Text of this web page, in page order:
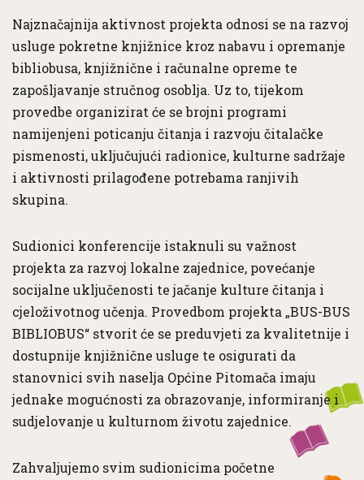
Najznačajnija aktivnost projekta odnosi se na razvoj
usluge pokretne knjižnice kroz nabavu i opremanje
bibliobusa, knjižnične i računalne opreme te
zapošljavanje stručnog osoblja. Uz to, tijekom
provedbe organizirat će se brojni programi
namijenjeni poticanju čitanja i razvoju čitalačke
pismenosti, uključujući radionice, kulturne sadržaje
i aktivnosti prilagođene potrebama ranjivih
skupina.
Sudionici konferencije istaknuli su važnost
projekta za razvoj lokalne zajednice, povećanje
socijalne uključenosti te jačanje kulture čitanja i
cjeloživotnog učenja. Provedbom projekta „BUS-BUS
BIBLIOBUS“ stvorit će se preduvjeti za kvalitetnije i
dostupnije knjižnične usluge te osigurati da
stanovnici svih naselja Općine Pitomača imaju
jednake mogućnosti za obrazovanje, informiranje i
sudjelovanje u kulturnom životu zajednice.
Zahvaljujemo svim sudionicima početne